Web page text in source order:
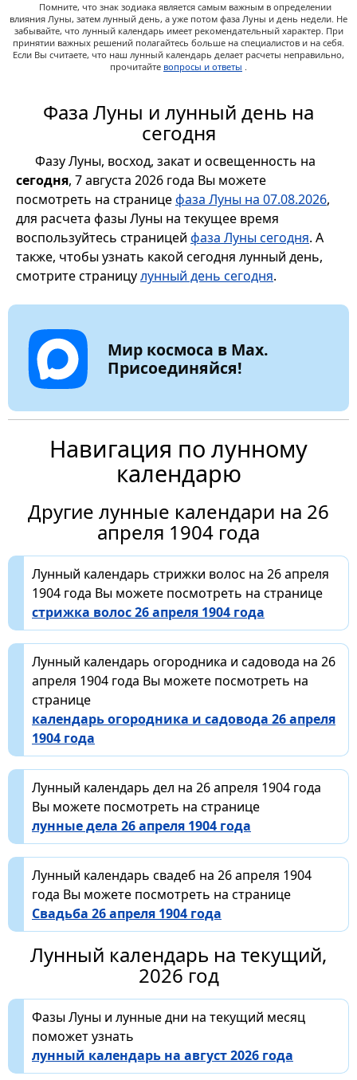
Помните, что знак зодиака является самым важным в определении
влияния Луны, затем лунный день, а уже потом фаза Луны и день недели. Не
забывайте, что лунный календарь имеет рекомендательный характер. При
принятии важных решений полагайтесь больше на специалистов и на себя.
Если Вы считаете, что наш лунный календарь делает расчеты неправильно,
прочитайте вопросы и ответы .
Фаза Луны и лунный день на
сегодня
Фазу Луны, восход, закат и освещенность на
сегодня, 7 августа 2026 года Вы можете
посмотреть на страницефаза Луны на 07.08.2026,
для расчета фазы Луны на текущее время
воспользуйтесь страницей фаза Луны сегодня. А
также, чтобы узнать какой сегодня лунный день,
смотрите страницулунный день сегодня.
Мир космоса в Max.
Присоединяйся!
Навигация по лунному
календарю
Другие лунные календари на 26
апреля 1904 года
Лунный календарь стрижки волос на 26 апреля
1904 года Вы можете посмотреть на странице
стрижка волос 26 апреля 1904 года
Лунный календарь огородника и садовода на 26
апреля 1904 года Вы можете посмотреть на
странице
календарь огородника и садовода 26 апреля
1904 года
Лунный календарь дел на 26 апреля 1904 года
Вы можете посмотреть на странице
лунные дела 26 апреля 1904 года
Лунный календарь свадеб на 26 апреля 1904
года Вы можете посмотреть на странице
Свадьба 26 апреля 1904 года
Лунный календарь на текущий,
2026 год
Фазы Луны и лунные дни на текущий месяц
поможет узнать
лунный календарь на август 2026 года